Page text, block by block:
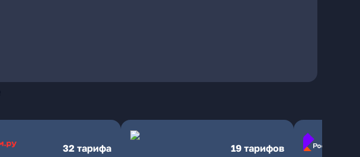
32 тарифа 19 тарифов